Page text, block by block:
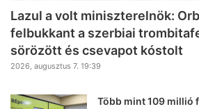
Lazul a volt miniszterelnök:
felbukkant a szerbiai
sörözött és csevapot kóstolt
2026, augusztus 7. 19:39
Több mint 109 millió